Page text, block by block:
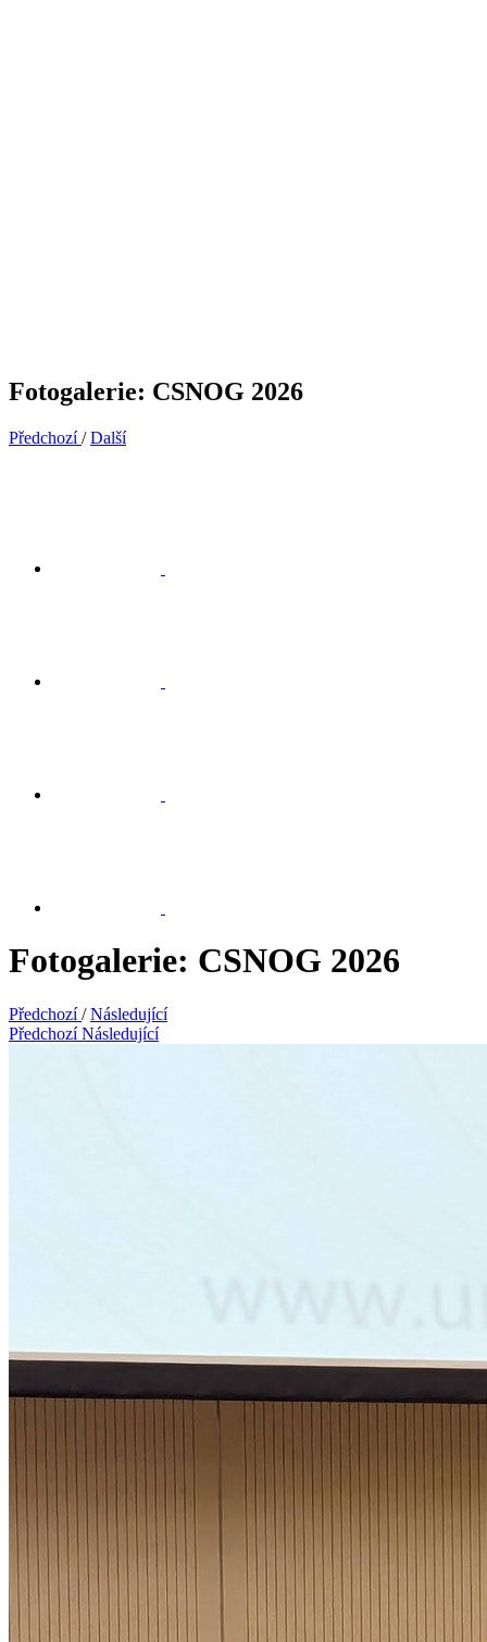
Fotogalerie: CSNOG 2026
Předchozí / Další
Fotogalerie: CSNOG 2026
Předchozí / Následující
Předchozí Následující